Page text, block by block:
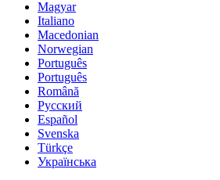
Magyar
Italiano
Macedonian
Norwegian
Português
Português
Română
Русский
Español
Svenska
Türkçe
Українська